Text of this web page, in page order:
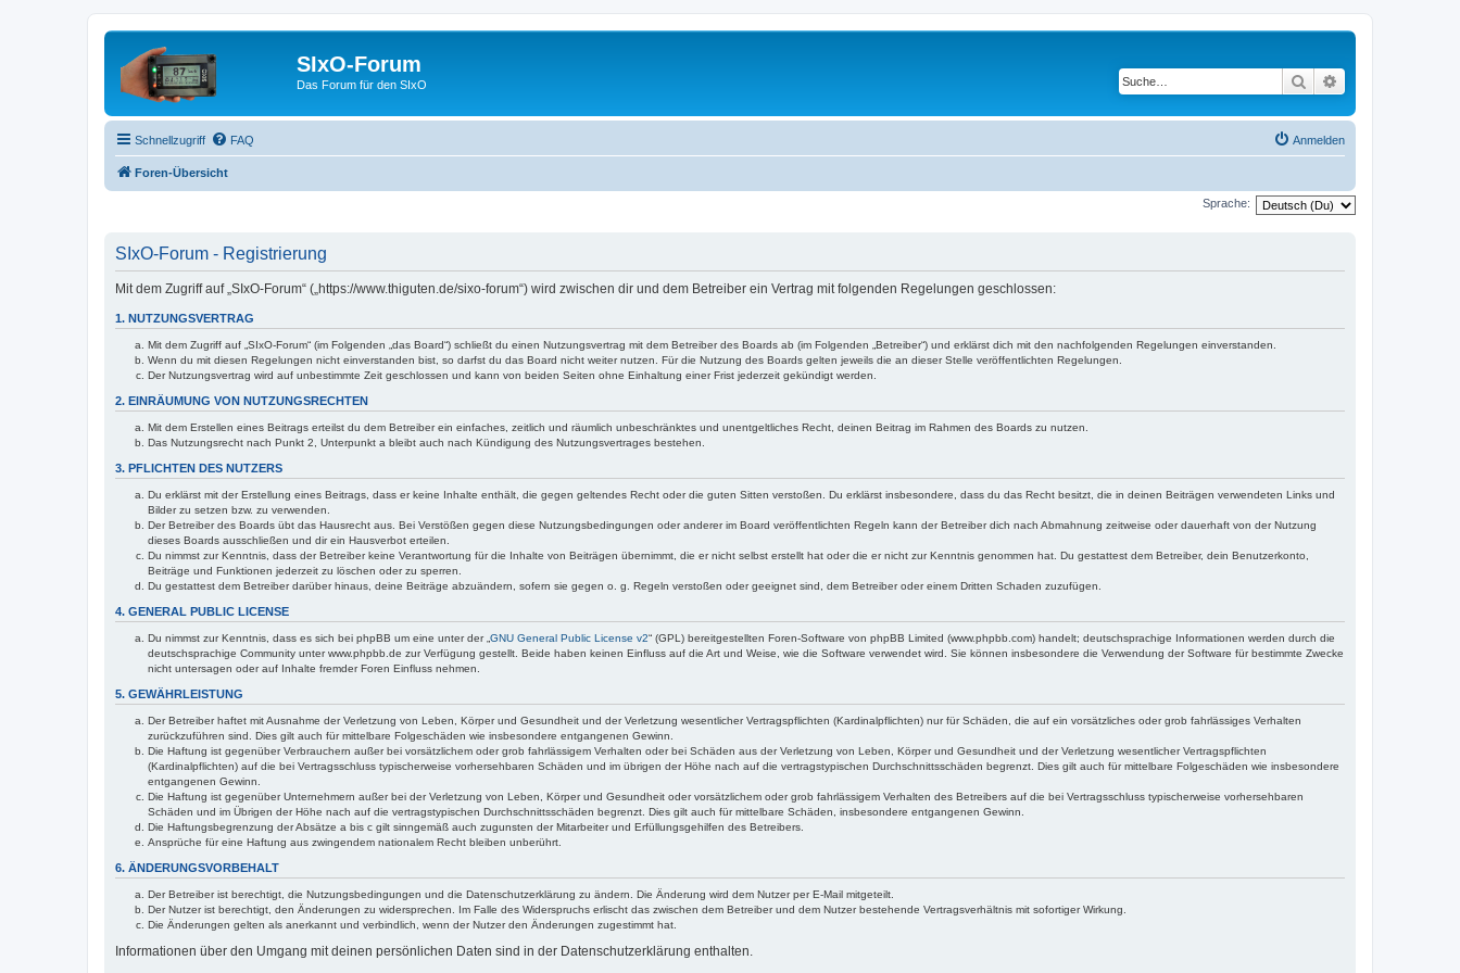
SIxO-Forum
Das Forum für den SIxO Suche
Schnellzugriff FAQ Anmelden
Foren-Übersicht
Sprache:
SIxO-Forum - Registrierung
Mit dem Zugriff auf „SIxO-Forum“ („https://www.thiguten.de/sixo-forum“) wird zwischen dir und dem Betreiber ein Vertrag mit folgenden Regelungen geschlossen:
1. NUTZUNGSVERTRAG
Mit dem Zugriff auf „SIxO-Forum“ (im Folgenden „das Board“) schließt du einen Nutzungsvertrag mit dem Betreiber des Boards ab (im Folgenden „Betreiber“) und erklärst dich mit den nachfolgenden Regelungen einverstanden.
Wenn du mit diesen Regelungen nicht einverstanden bist, so darfst du das Board nicht weiter nutzen. Für die Nutzung des Boards gelten jeweils die an dieser Stelle veröffentlichten Regelungen.
Der Nutzungsvertrag wird auf unbestimmte Zeit geschlossen und kann von beiden Seiten ohne Einhaltung einer Frist jederzeit gekündigt werden.
2. EINRÄUMUNG VON NUTZUNGSRECHTEN
Mit dem Erstellen eines Beitrags erteilst du dem Betreiber ein einfaches, zeitlich und räumlich unbeschränktes und unentgeltliches Recht, deinen Beitrag im Rahmen des Boards zu nutzen.
Das Nutzungsrecht nach Punkt 2, Unterpunkt a bleibt auch nach Kündigung des Nutzungsvertrages bestehen.
3. PFLICHTEN DES NUTZERS
Du erklärst mit der Erstellung eines Beitrags, dass er keine Inhalte enthält, die gegen geltendes Recht oder die guten Sitten verstoßen. Du erklärst insbesondere, dass du das Recht besitzt, die in deinen Beiträgen verwendeten Links und
Bilder zu setzen bzw. zu verwenden.
Der Betreiber des Boards übt das Hausrecht aus. Bei Verstößen gegen diese Nutzungsbedingungen oder anderer im Board veröffentlichten Regeln kann der Betreiber dich nach Abmahnung zeitweise oder dauerhaft von der Nutzung
dieses Boards ausschließen und dir ein Hausverbot erteilen.
Du nimmst zur Kenntnis, dass der Betreiber keine Verantwortung für die Inhalte von Beiträgen übernimmt, die er nicht selbst erstellt hat oder die er nicht zur Kenntnis genommen hat. Du gestattest dem Betreiber, dein Benutzerkonto,
Beiträge und Funktionen jederzeit zu löschen oder zu sperren.
Du gestattest dem Betreiber darüber hinaus, deine Beiträge abzuändern, sofern sie gegen o. g. Regeln verstoßen oder geeignet sind, dem Betreiber oder einem Dritten Schaden zuzufügen.
4. GENERAL PUBLIC LICENSE
Du nimmst zur Kenntnis, dass es sich bei phpBB um eine unter der „ GNU General Public License v2“ (GPL) bereitgestellten Foren-Software von phpBB Limited (www.phpbb.com) handelt; deutschsprachige Informationen werden durch die
deutschsprachige Community unter www.phpbb.de zur Verfügung gestellt. Beide haben keinen Einfluss auf die Art und Weise, wie die Software verwendet wird. Sie können insbesondere die Verwendung der Software für bestimmte Zwecke
nicht untersagen oder auf Inhalte fremder Foren Einfluss nehmen.
5. GEWÄHRLEISTUNG
Der Betreiber haftet mit Ausnahme der Verletzung von Leben, Körper und Gesundheit und der Verletzung wesentlicher Vertragspflichten (Kardinalpflichten) nur für Schäden, die auf ein vorsätzliches oder grob fahrlässiges Verhalten
zurückzuführen sind. Dies gilt auch für mittelbare Folgeschäden wie insbesondere entgangenen Gewinn.
Die Haftung ist gegenüber Verbrauchern außer bei vorsätzlichem oder grob fahrlässigem Verhalten oder bei Schäden aus der Verletzung von Leben, Körper und Gesundheit und der Verletzung wesentlicher Vertragspflichten
(Kardinalpflichten) auf die bei Vertragsschluss typischerweise vorhersehbaren Schäden und im übrigen der Höhe nach auf die vertragstypischen Durchschnittsschäden begrenzt. Dies gilt auch für mittelbare Folgeschäden wie insbesondere
entgangenen Gewinn.
Die Haftung ist gegenüber Unternehmern außer bei der Verletzung von Leben, Körper und Gesundheit oder vorsätzlichem oder grob fahrlässigem Verhalten des Betreibers auf die bei Vertragsschluss typischerweise vorhersehbaren
Schäden und im Übrigen der Höhe nach auf die vertragstypischen Durchschnittsschäden begrenzt. Dies gilt auch für mittelbare Schäden, insbesondere entgangenen Gewinn.
Die Haftungsbegrenzung der Absätze a bis c gilt sinngemäß auch zugunsten der Mitarbeiter und Erfüllungsgehilfen des Betreibers.
Ansprüche für eine Haftung aus zwingendem nationalem Recht bleiben unberührt.
6. ÄNDERUNGSVORBEHALT
Der Betreiber ist berechtigt, die Nutzungsbedingungen und die Datenschutzerklärung zu ändern. Die Änderung wird dem Nutzer per E-Mail mitgeteilt.
Der Nutzer ist berechtigt, den Änderungen zu widersprechen. Im Falle des Widerspruchs erlischt das zwischen dem Betreiber und dem Nutzer bestehende Vertragsverhältnis mit sofortiger Wirkung.
Die Änderungen gelten als anerkannt und verbindlich, wenn der Nutzer den Änderungen zugestimmt hat.
Informationen über den Umgang mit deinen persönlichen Daten sind in der Datenschutzerklärung enthalten.